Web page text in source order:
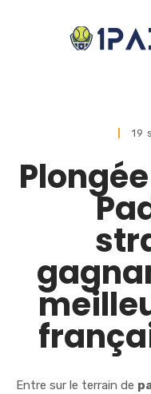
19
Entre sur le terrain de